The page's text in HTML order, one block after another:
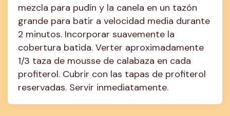
mezcla para pudín y la canela en un tazón
grande para batir a velocidad media durante
2 minutos. Incorporar suavemente la
cobertura batida. Verter aproximadamente
1/3 taza de mousse de calabaza en cada
profiterol. Cubrir con las tapas de profiterol
reservadas. Servir inmediatamente.